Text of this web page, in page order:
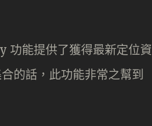
功能提供了獲得最新定位資
的話，此功能非常之幫到